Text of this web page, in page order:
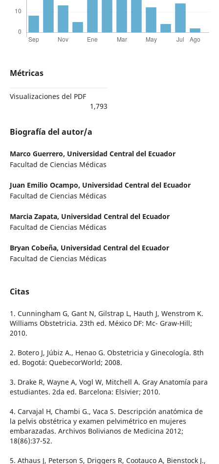
Métricas
Visualizaciones del PDF
1,793
Biografía del autor/a
Marco Guerrero, Universidad Central del Ecuador
Facultad de Ciencias Médicas
Juan Emilio Ocampo, Universidad Central del Ecuador
Facultad de Ciencias Médicas
Marcia Zapata, Universidad Central del Ecuador
Facultad de Ciencias Médicas
Bryan Cobeña, Universidad Central del Ecuador
Facultad de Ciencias Médicas
Citas
1. Cunningham G, Gant N, Gilstrap L, Hauth J, Wenstrom K.
Williams Obstetricia. 23th ed. México DF: Mc- Graw-Hill;
2010.
2. Botero J, Júbiz A., Henao G. Obstetricia y Ginecología. 8th
ed. Bogotá: QuebecorWorld; 2008.
3. Drake R, Wayne A, Vogl W, Mitchell A. Gray Anatomía para
estudiantes. 2da ed. Barcelona: Elsivier; 2010.
4. Carvajal H, Chambi G., Vaca S. Descripción anatómica de
la pelvis obstétrica y examen pelvimétrico en mujeres
embarazadas. Archivos Bolivianos de Medicina 2012;
18(86):37-52.
5. Athaus J, Peterson S, Driggers R, Cootauco A, Bienstock J.,